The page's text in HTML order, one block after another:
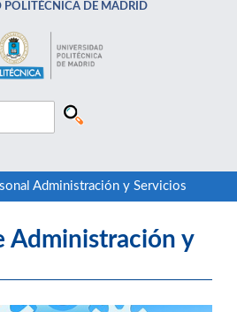
POLITÉCNICA DE MADRID
Administración y Servicios
Administración y